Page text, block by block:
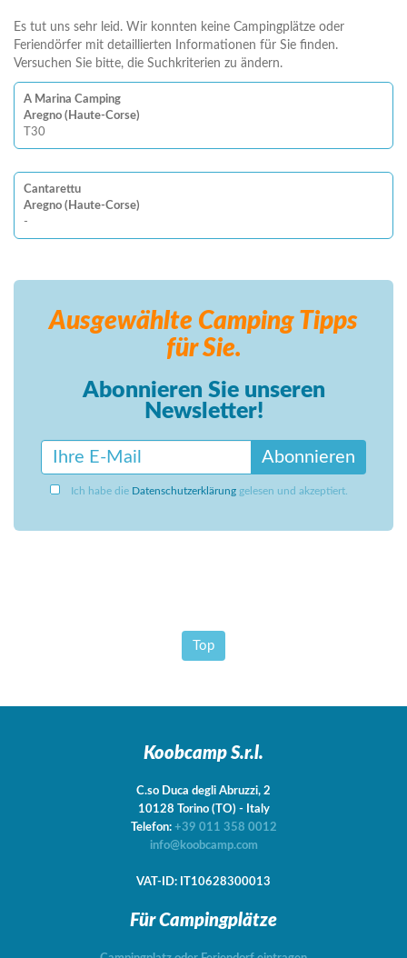
Es tut uns sehr leid. Wir konnten keine Campingplätze oder
Feriendörfer mit detaillierten Informationen für Sie finden.
Versuchen Sie bitte, die Suchkriterien zu ändern.
A Marina Camping
Aregno (Haute-Corse)
T30
Cantarettu
Aregno (Haute-Corse)
-
Ausgewählte Camping Tipps
für Sie.
Abonnieren Sie unseren
Newsletter!
Abonnieren
Ich habe die Datenschutzerklärung gelesen und akzeptiert.
Top
Koobcamp S.r.l.
C.so Duca degli Abruzzi, 2
10128 Torino (TO) - Italy
Telefon: +39 011 358 0012
info@koobcamp.com
VAT-ID: IT10628300013
Für Campingplätze